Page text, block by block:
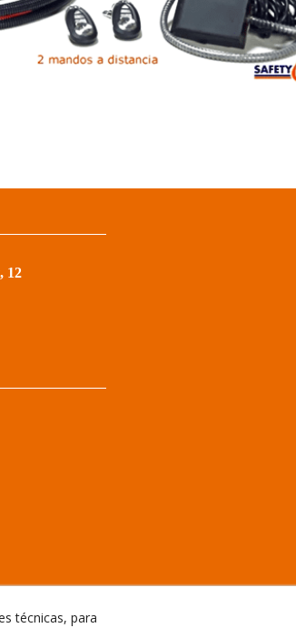
12
técnicas, para